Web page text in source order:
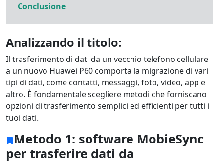
Conclusione
Analizzando il titolo:
Il trasferimento di dati da un vecchio telefono cellulare
a un nuovo Huawei P60 comporta la migrazione di vari
tipi di dati, come contatti, messaggi, foto, video, app e
altro. È fondamentale scegliere metodi che forniscano
opzioni di trasferimento semplici ed efficienti per tutti i
tuoi dati.
Metodo 1: software MobieSync
per trasferire dati da